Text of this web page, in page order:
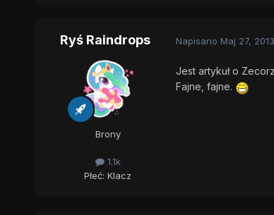
Ryś Raindrops
Brony
1.1k
Płeć: Klacz
Napisano Maj 27, 2013
Jest artykuł o
Fajne, fajne.